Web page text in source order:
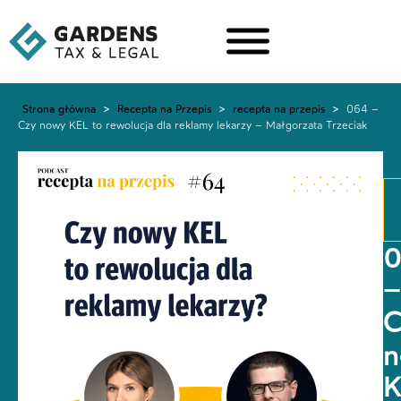
Strona główna > Recepta na Przepis > recepta na przepis >
064 –
Czy nowy KEL to rewolucja dla reklamy lekarzy – Małgorzata Trzeciak
–